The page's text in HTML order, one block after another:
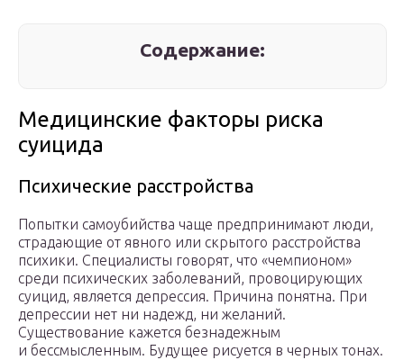
Содержание:
Медицинские факторы риска
суицида
Психические расстройства
Попытки самоубийства чаще предпринимают люди,
страдающие от явного или скрытого расстройства
психики. Специалисты говорят, что «чемпионом»
среди психических заболеваний, провоцирующих
суицид, является депрессия. Причина понятна. При
депрессии нет ни надежд, ни желаний.
Существование кажется безнадежным
и бессмысленным. Будущее рисуется в черных тонах.